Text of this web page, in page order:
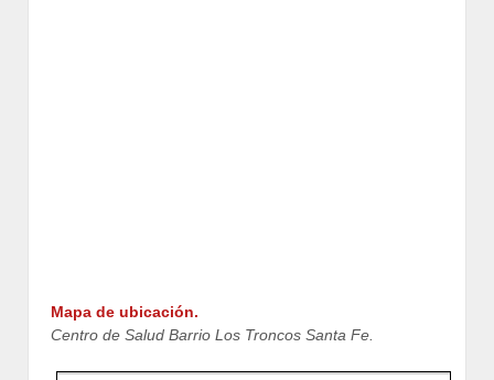
Mapa de ubicación.
Centro de Salud Barrio Los Troncos Santa Fe.